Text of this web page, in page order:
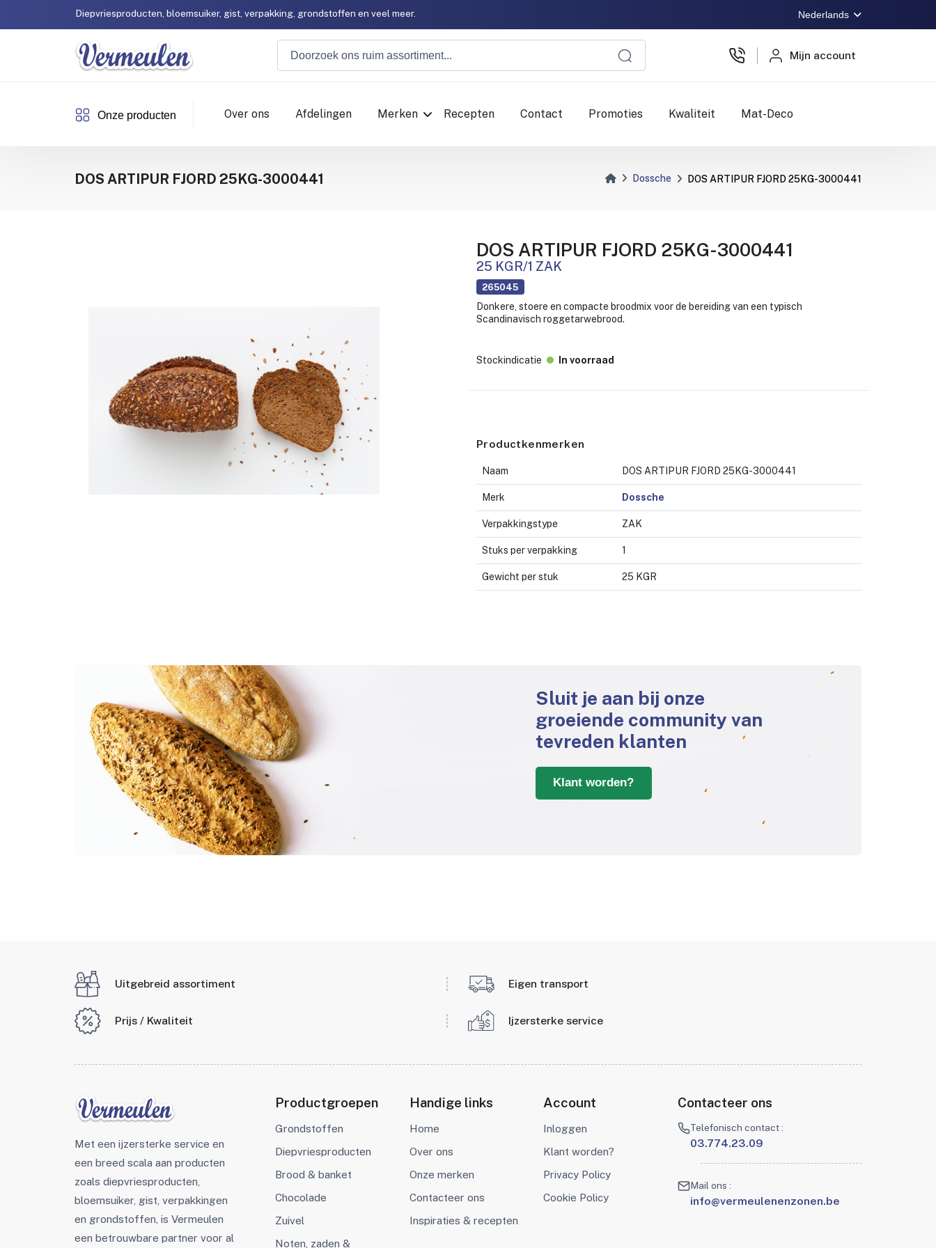
Diepvriesproducten, bloemsuiker, gist, verpakking, grondstoffen en veel meer.
Diepvriesproducten, bloemsuiker, gist, verpakking, grondstoffen en veel meer.
Klant worden? Contacteer ons, vrijblijvend!
Nederlands
Mijn account
Onze producten Over ons Afdelingen Merken Recepten Contact Promoties Kwaliteit Mat-Deco
DOS ARTIPUR FJORD 25KG-3000441 Dossche DOS ARTIPUR FJORD 25KG-3000441
DOS ARTIPUR FJORD 25KG-3000441
25 KGR/1 ZAK
265045
Donkere, stoere en compacte broodmix voor de bereiding van een typisch
Scandinavisch roggetarwebrood.
Stockindicatie In voorraad
Productkenmerken
Naam DOS ARTIPUR FJORD 25KG-3000441
Merk Dossche
Verpakkingstype ZAK
Stuks per verpakking 1
Gewicht per stuk 25 KGR
Sluit je aan bij onze
groeiende community van
tevreden klanten
Klant worden?
Uitgebreid assortiment Eigen transport
Prijs / Kwaliteit Ijzersterke service
Met een ijzersterke service en
een breed scala aan producten
zoals diepvriesproducten,
bloemsuiker, gist, verpakkingen
en grondstoffen, is Vermeulen
een betrouwbare partner voor al
Productgroepen
Grondstoffen
Diepvriesproducten
Brood & banket
Chocolade
Zuivel
Noten, zaden &
Handige links
Home
Over ons
Onze merken
Contacteer ons
Inspiraties & recepten
Account
Inloggen
Klant worden?
Privacy Policy
Cookie Policy
Contacteer ons
Telefonisch contact :
03.774.23.09
Mail ons :
info@vermeulenenzonen.be